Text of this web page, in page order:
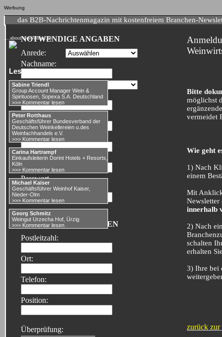
Werbung
das B2B-Nachrichtenmagazin mit kostenfreiem Branchen-
NOTWENDIGE ANGABEN
Anrede:
Nachname:
Land:
E-Mail:
Branche:
Username:
Passwort:
Passwort
wiederholen:
FREIWILLIGE ANGABEN
Postleitzahl:
Ort:
Telefon:
Position:
Überprüfung:
Bitte
möglichst
vermeidet
Wie geht
1) Nach
einem
Mit
innerhalb
2) Nach
schalten
erhalten
3) Ihre bei
zurück zur
....about wein-inside.de
Leserstimmen:
Sabine Triendl
Group Account Manager Wein &
Spirituosen, Sopexa S.A. Deutschland
>>> Kommentar lesen
Peter Rotthaus
Geschäftsführer Bundesverband der
Deutschen Weinkellereien u.des
Weinfachhandels e.V.
>>> Kommentar lesen
Carina Hartrampf
Einkaufsleiterin Dorint Hotels + Resorts,
Köln
>>> Kommentar lesen
Michael Kaiser
Geschäftsführer Weinhof Kaiser,
Nieder-Olm
>>> Kommentar lesen
Georg Schmitz
Weingut Urzecha Hof, Ürzig
>>> Kommentar lesen